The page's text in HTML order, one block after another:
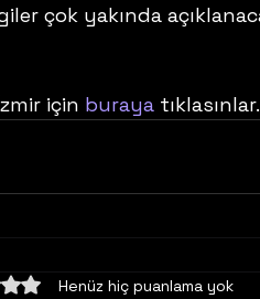
çok yakında
için buraya
0 yıldız
Henüz hiç puanlama yok